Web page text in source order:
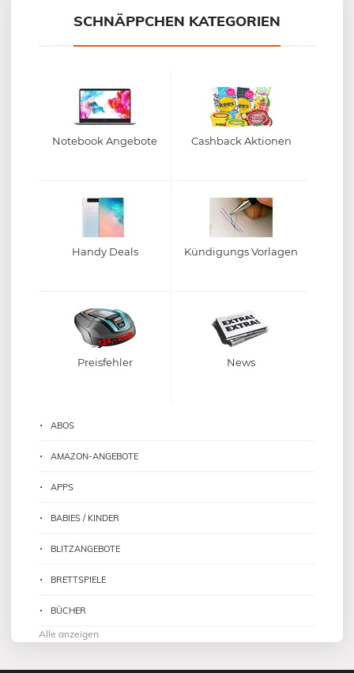
SCHNÄPPCHEN KATEGORIEN
Notebook Angebote Cashback Aktionen
Handy Deals Kündigungs Vorlagen
Preisfehler News
ABOS
AMAZON-ANGEBOTE
APPS
BABIES / KINDER
BLITZANGEBOTE
BRETTSPIELE
BÜCHER
Alle anzeigen